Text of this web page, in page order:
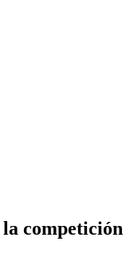
competición